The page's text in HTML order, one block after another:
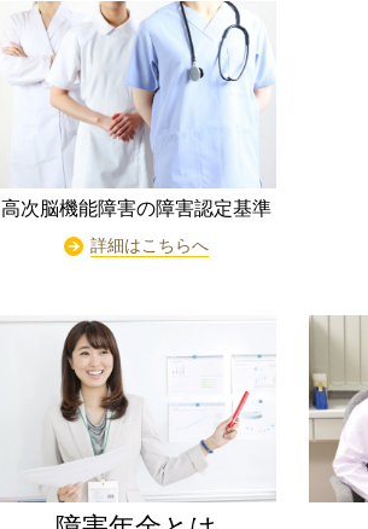
高次脳機能障害の障害認定基準
詳細はこちらへ